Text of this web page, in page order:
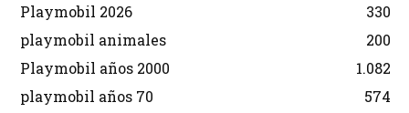
Playmobil 2026
330
playmobil animales
200
Playmobil años 2000
1.082
playmobil años 70
574